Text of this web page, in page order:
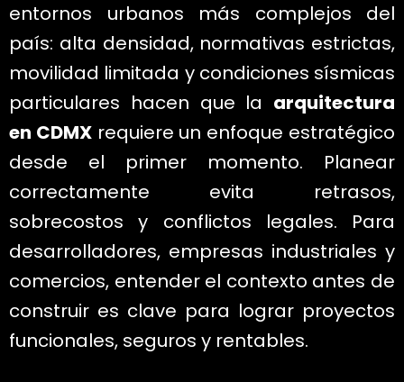
entornos urbanos más complejos del
país: alta densidad, normativas estrictas,
movilidad limitada y condiciones sísmicas
particulares hacen que la arquitectura
en CDMXrequiere un enfoque estratégico
desde el primer momento. Planear
correctamente evita retrasos,
sobrecostos y conflictos legales. Para
desarrolladores, empresas industriales y
comercios, entender el contexto antes de
construir es clave para lograr proyectos
funcionales, seguros y rentables.